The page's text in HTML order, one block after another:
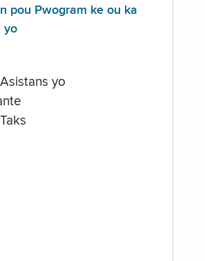
pou Pwogram ke ou ka
yo
yo